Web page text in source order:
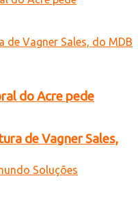
do Acre pede
de Vagner Sales,
Soluções